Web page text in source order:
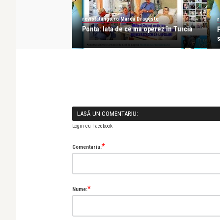
revistatango.ro Marea Dragoste
Ponta: Iata de ce ma operez în Turcia
LASĂ UN COMENTARIU:
Login cu Facebook
Comentariu:*
Nume:*